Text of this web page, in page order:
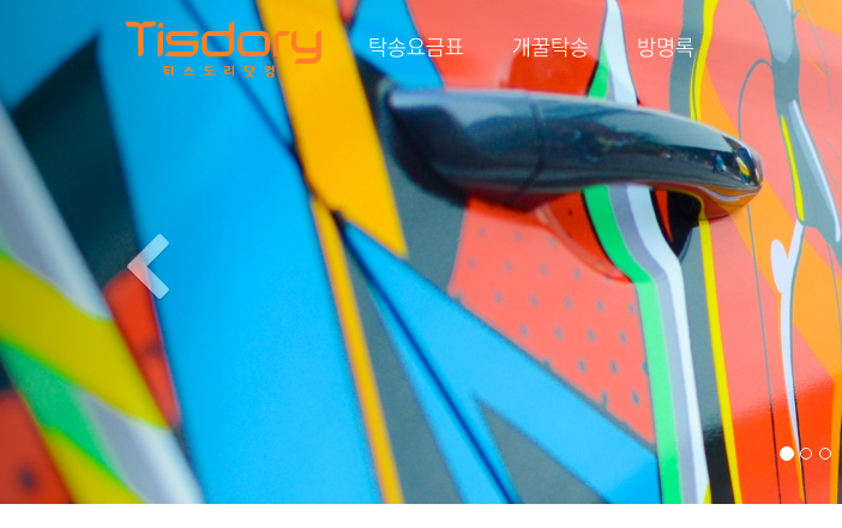
탁송요금표 개꿀탁송 방명록
Previous